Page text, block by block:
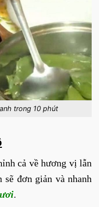
trong 10 phút
cả về hương vị lẫn
sẽ đơn giản và nhanh
.